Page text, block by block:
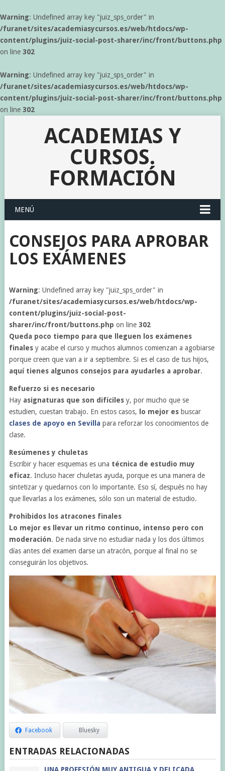
Warning: Undefined array key "juiz_sps_order" in
/furanet/sites/academiasycursos.es/web/htdocs/wp-
content/plugins/juiz-social-post-sharer/inc/front/buttons.php
on line 302
Warning: Undefined array key "juiz_sps_order" in
/furanet/sites/academiasycursos.es/web/htdocs/wp-
content/plugins/juiz-social-post-sharer/inc/front/buttons.php
on line 302
ACADEMIAS Y
CURSOS.
FORMACIÓN
MENÚ
CONSEJOS PARA APROBAR
LOS EXÁMENES
Warning: Undefined array key "juiz_sps_order" in
/furanet/sites/academiasycursos.es/web/htdocs/wp-
content/plugins/juiz-social-post-
sharer/inc/front/buttons.php on line 302
Queda poco tiempo para que lleguen los exámenes
finalesy acabe el curso y muchos alumnos comienzan a agobiarse
porque creen que van a ir a septiembre. Si es el caso de tus hijos,
aquí tienes algunos consejos para ayudarles a aprobar.
Refuerzo si es necesario
Hay asignaturas que son difícilesy, por mucho que se
estudien, cuestan trabajo. En estos casos,
lo mejor esbuscar
clases de apoyo en Sevillapara reforzar los conocimientos de
clase.
Resúmenes y chuletas
Escribir y hacer esquemas es una técnica de estudio muy
eficaz. Incluso hacer chuletas ayuda, porque es una manera de
sintetizar y quedarnos con lo importante. Eso sí, después no hay
que llevarlas a los exámenes, sólo son un material de estudio.
Prohibidos los atracones finales
Lo mejor es llevar un ritmo continuo, intenso pero con
moderación. De nada sirve no estudiar nada y los dos últimos
días antes del examen darse un atracón, porque al final no se
conseguirán los objetivos.
Facebook Bluesky
ENTRADAS RELACIONADAS